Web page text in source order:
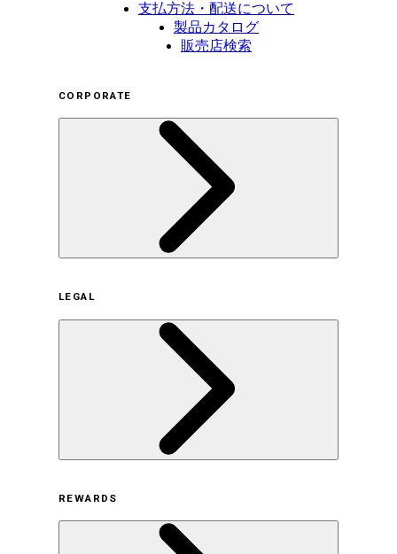
支払方法・配送について
製品カタログ
販売店検索
CORPORATE
サステナビリティの取り組み（日本）
サステナビリティの取り組み（米国/英語）
ヒストリー
採用情報
LEGAL
オンラインストア利用規約
プライバシーポリシー
REWARDS